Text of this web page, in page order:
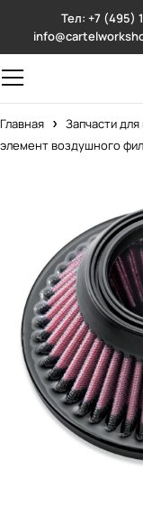
Тел: +7 (495)
Главная Запчасти
элемент воздушного